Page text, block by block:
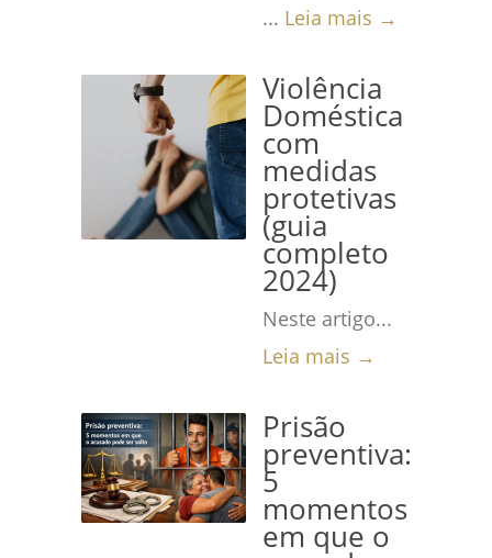
... Leia mais →
Violência
Doméstica
com
medidas
protetivas
(guia
completo
2024)
Neste artigo...
Leia mais →
Prisão
preventiva:
5
momentos
em que o